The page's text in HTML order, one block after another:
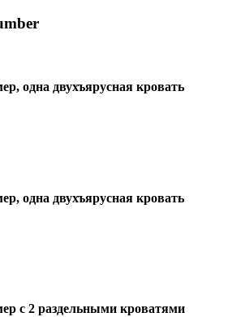
одна двухъярусная кровать
одна двухъярусная кровать
с 2 раздельными кроватями